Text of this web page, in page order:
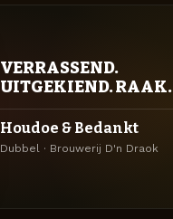
VERRASSEND.
UITGEKIEND. RAAK.
Houdoe & Bedankt
Dubbel · Brouwerij D'n Draok